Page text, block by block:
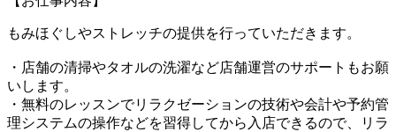
もみほぐしやストレッチの提供を行っていただきます。
・店舗の清掃やタオルの洗濯など店舗運営のサポートもお願
いします。
・無料のレッスンでリラクゼーションの技術や会計や予約管
理システムの操作などを習得してから入店できるので、リラ